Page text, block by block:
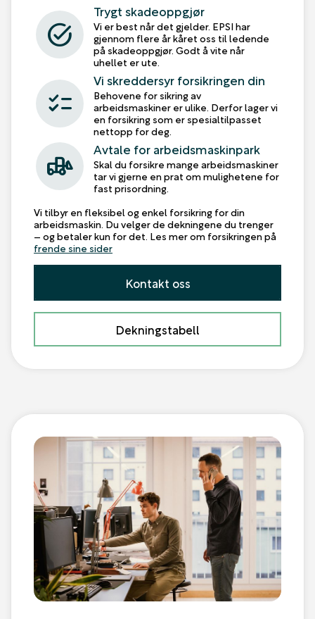
task_alt
Trygt skadeoppgjør
Vi er best når det gjelder. EPSI har
gjennom flere år kåret oss til ledende
på skadeoppgjør. Godt å vite når
uhellet er ute.
checklist
Vi skreddersyr forsikringen din
Behovene for sikring av
arbeidsmaskiner er ulike. Derfor lager vi
en forsikring som er spesialtilpasset
nettopp for deg.
front_loader
Avtale for arbeidsmaskinpark
Skal du forsikre mange arbeidsmaskiner
tar vi gjerne en prat om mulighetene for
fast prisordning.
Vi tilbyr en fleksibel og enkel forsikring for din
arbeidsmaskin. Du velger de dekningene du trenger
– og betaler kun for det. Les mer om forsikringen på
frende sine sider
Kontakt oss
Dekningstabell